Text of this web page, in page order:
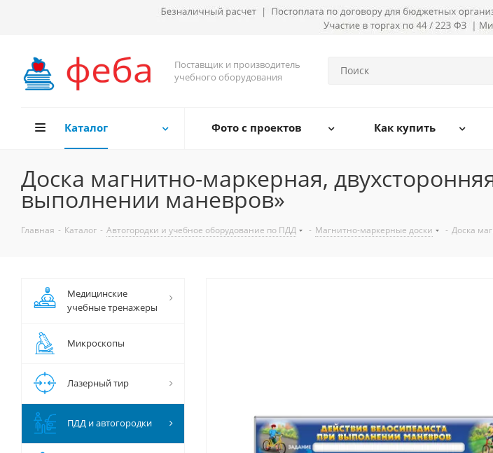
Поставщик и производитель
учебного оборудования
Каталог Фото с проектов Как купить
Доска магнитно-маркерная,
выполнении маневров»
Главная - Каталог - Автогородки и учебное оборудование по ПДД - Магнитно-маркерные доски - Доска
Медицинские
учебные тренажеры
Микроскопы
Лазерный тир
ПДД и автогородки